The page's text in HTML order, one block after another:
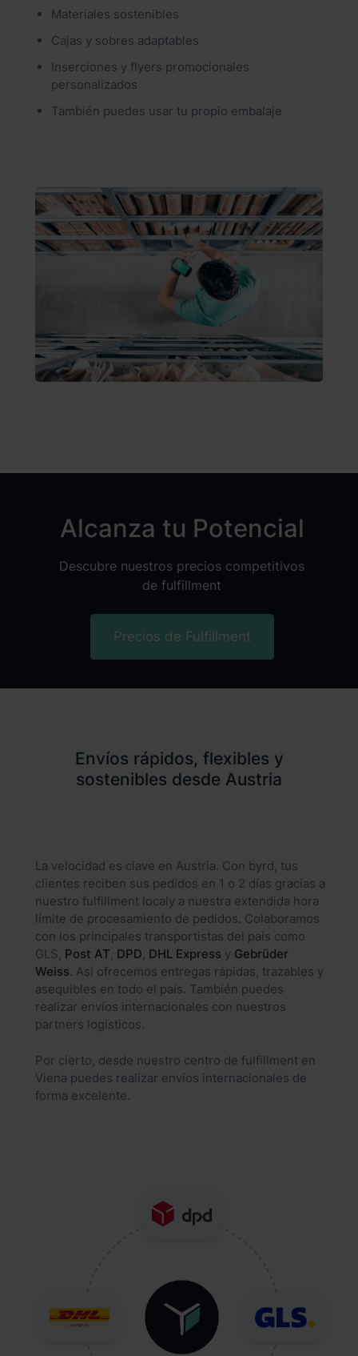
Materiales sostenibles
Cajas y sobres adaptables
Inserciones y flyers promocionales
personalizados
También puedes usar tu propio embalaje
Alcanza tu Potencial
Descubre nuestros precios competitivos
de fulfillment
Precios de Fulfillment
Envíos rápidos, flexibles y
sostenibles desde Austria
La velocidad es clave en Austria. Con byrd, tus
clientes reciben sus pedidos en 1 o 2 días gracias a
nuestro fulfillment localy a nuestra extendida hora
límite de procesamiento de pedidos. Colaboramos
con los principales transportistas del país como
GLS, Post AT, DPD, DHL Express y Gebrüder
Weiss. Así ofrecemos entregas rápidas, trazables y
asequibles en todo el país. También puedes
realizar envíos internacionales con nuestros
partners logísticos.
Por cierto, desde nuestro centro de fulfillment en
Viena puedes realizar envíos internacionales de
forma excelente.